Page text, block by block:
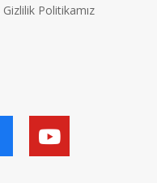
Gizlilik Politikamız